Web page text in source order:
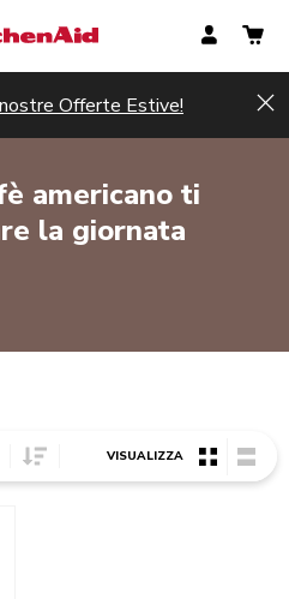
Offerte Estive!
americano ti
la giornata
Price ascending
Sort Price descending
VISUALIZZA